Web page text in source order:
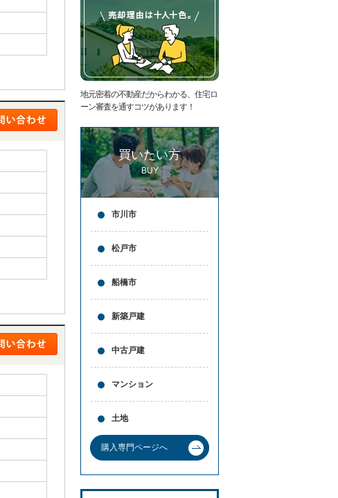
地元密着の不動産だからわかる、住宅ロ
ーン審査を通すコツがあります！
買いたい方
BUY
市川市
松戸市
船橋市
新築戸建
中古戸建
マンション
土地
購入専門ページへ